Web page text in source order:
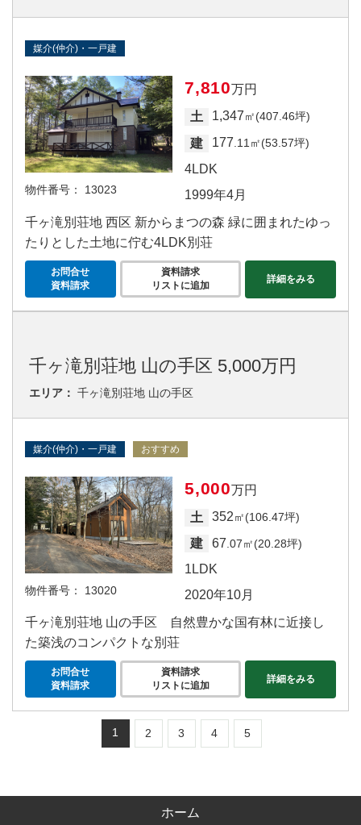
媒介(仲介)・一戸建
物件番号： 13023
7,810万円
土
1,347㎡(407.46坪)
建 177 .11㎡(53.57坪)
4LDK
1999年4月
千ヶ滝別荘地 西区 新からまつの森 緑に囲まれたゆっ
たりとした土地に佇む4LDK別荘
お問合せ
資料請求
資料請求
リストに追加
詳細をみる
千ヶ滝別荘地 山の手区 5,000万円
エリア： 千ヶ滝別荘地 山の手区
媒介(仲介)・一戸建 おすすめ
物件番号： 13020
5,000万円
土
352㎡(106.47坪)
建 67 .07㎡(20.28坪)
1LDK
2020年10月
千ヶ滝別荘地 山の手区 自然豊かな国有林に近接し
た築浅のコンパクトな別荘
お問合せ
資料請求
資料請求
リストに追加
詳細をみる
1 2 3 4 5
ホーム